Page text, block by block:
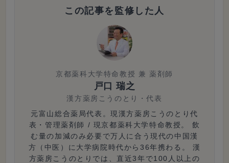
この記事を監修した人
京都薬科大学特命教授 兼 薬剤師
戸口 瑞之
漢方薬房こうのとり ・代表
元富山総合薬局代表。現漢方薬房こうのとり代
表・管理薬剤師 / 現京都薬科大学特命教授。 飲
む量の加減のみ必要で万人に合う現代の中国漢
方（中医）に大学病院時代から36年携わる。 漢
方薬房こうのとりでは、直近3年で100人以上の